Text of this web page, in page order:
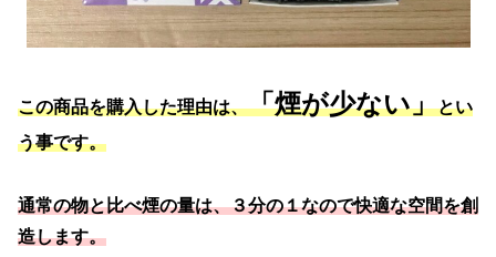
この商品を購入した理由は、「煙が少ない」とい
う事です。
通常の物と比べ煙の量は、３分の１なので快適な空間を創
造します。